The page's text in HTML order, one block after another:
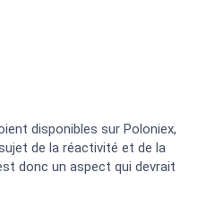
disponibles sur Poloniex,
de la réactivité et de la
donc un aspect qui devrait